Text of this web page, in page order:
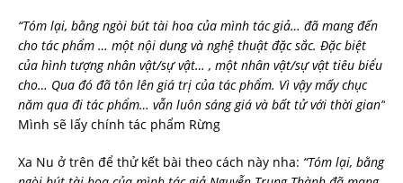
“Tóm lại, bằng ngòi bút tài hoa của mình tác giả… đã mang đến
cho tác phẩm … một nội dung và nghệ thuật đặc sắc. Đặc biệt
của hình tượng nhân vật/sự vật… , một nhân vật/sự vật tiêu biểu
cho… Qua đó đã tôn lên giá trị của tác phẩm. Vì vậy mấy chục
năm qua đi tác phẩm… vẫn luôn sáng giá và bất tử với thời gian”
Mình sẽ lấy chính tác phẩm Rừng
Xa Nu ở trên để thử kết bài theo cách này nha: “Tóm lại, bằng